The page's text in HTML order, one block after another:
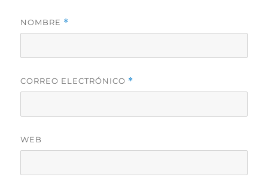
NOMBRE *
CORREO ELECTRÓNICO *
WEB